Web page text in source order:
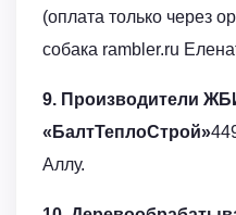
(оплата только через
собака rambler.ru
9. Производители
«БалтТеплоСтрой»
Аллу.